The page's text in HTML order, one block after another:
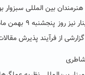
بین المللی سبزوار
از فرآیند پذیرش